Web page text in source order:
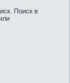
Поиск в